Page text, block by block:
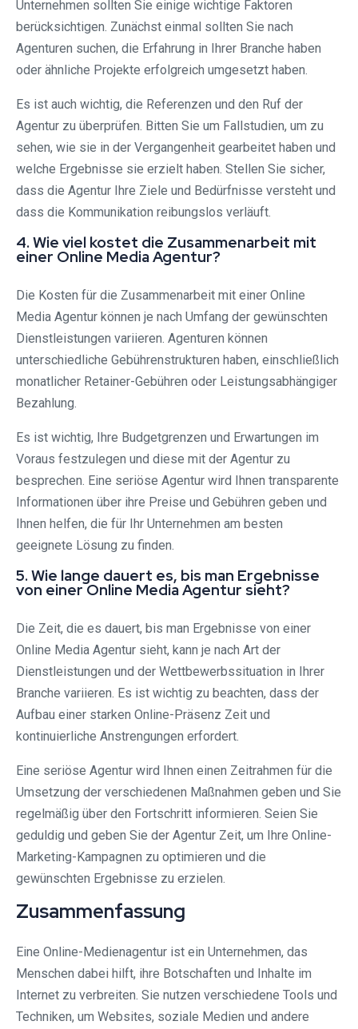
Unternehmen sollten Sie einige wichtige Faktoren
berücksichtigen. Zunächst einmal sollten Sie nach
Agenturen suchen, die Erfahrung in Ihrer Branche haben
oder ähnliche Projekte erfolgreich umgesetzt haben.
Es ist auch wichtig, die Referenzen und den Ruf der
Agentur zu überprüfen. Bitten Sie um Fallstudien, um zu
sehen, wie sie in der Vergangenheit gearbeitet haben und
welche Ergebnisse sie erzielt haben. Stellen Sie sicher,
dass die Agentur Ihre Ziele und Bedürfnisse versteht und
dass die Kommunikation reibungslos verläuft.
4. Wie viel kostet die Zusammenarbeit mit
einer Online Media Agentur?
Die Kosten für die Zusammenarbeit mit einer Online
Media Agentur können je nach Umfang der gewünschten
Dienstleistungen variieren. Agenturen können
unterschiedliche Gebührenstrukturen haben, einschließlich
monatlicher Retainer-Gebühren oder Leistungsabhängiger
Bezahlung.
Es ist wichtig, Ihre Budgetgrenzen und Erwartungen im
Voraus festzulegen und diese mit der Agentur zu
besprechen. Eine seriöse Agentur wird Ihnen transparente
Informationen über ihre Preise und Gebühren geben und
Ihnen helfen, die für Ihr Unternehmen am besten
geeignete Lösung zu finden.
5. Wie lange dauert es, bis man Ergebnisse
von einer Online Media Agentur sieht?
Die Zeit, die es dauert, bis man Ergebnisse von einer
Online Media Agentur sieht, kann je nach Art der
Dienstleistungen und der Wettbewerbssituation in Ihrer
Branche variieren. Es ist wichtig zu beachten, dass der
Aufbau einer starken Online-Präsenz Zeit und
kontinuierliche Anstrengungen erfordert.
Eine seriöse Agentur wird Ihnen einen Zeitrahmen für die
Umsetzung der verschiedenen Maßnahmen geben und Sie
regelmäßig über den Fortschritt informieren. Seien Sie
geduldig und geben Sie der Agentur Zeit, um Ihre Online-
Marketing-Kampagnen zu optimieren und die
gewünschten Ergebnisse zu erzielen.
Zusammenfassung
Eine Online-Medienagentur ist ein Unternehmen, das
Menschen dabei hilft, ihre Botschaften und Inhalte im
Internet zu verbreiten. Sie nutzen verschiedene Tools und
Techniken, um Websites, soziale Medien und andere